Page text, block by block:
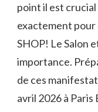
point il est crucial
exactement pour
SHOP! Le Salon
importance.
de ces
avril 2026 à